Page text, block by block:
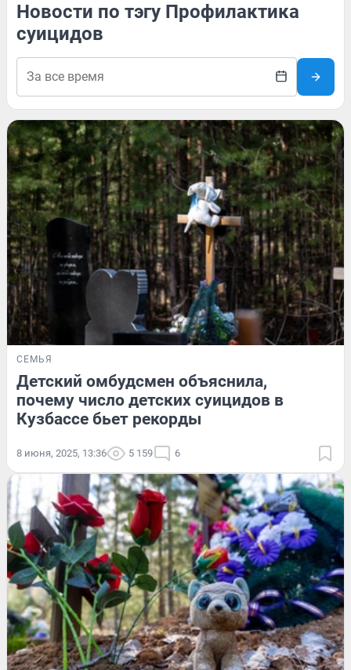
Новости по тэгу Профилактика
суицидов
СЕМЬЯ
Детский омбудсмен объяснила,
почему число детских суицидов в
Кузбассе бьет рекорды
8 июня, 2025, 13:36 5 159 6